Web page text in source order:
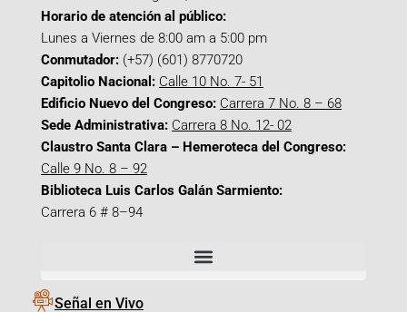
Horario de atención al público:
Lunes a Viernes de 8:00 am a 5:00 pm
Conmutador: (+57) (601) 8770720
Capitolio Nacional: Calle 10 No. 7- 51
Edificio Nuevo del Congreso: Carrera 7 No. 8 – 68
Sede Administrativa: Carrera 8 No. 12- 02
Claustro Santa Clara – Hemeroteca del Congreso:
Calle 9 No. 8 – 92
Biblioteca Luis Carlos Galán Sarmiento:
Carrera 6 # 8–94
Señal en Vivo